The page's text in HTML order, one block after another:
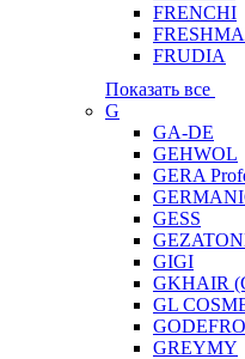
FRENCHI
FRUDIA
Показать все
G
GA-DE
GEHWOL
GERA
GESS
GIGI
GKHAIR
GL
GREYMY